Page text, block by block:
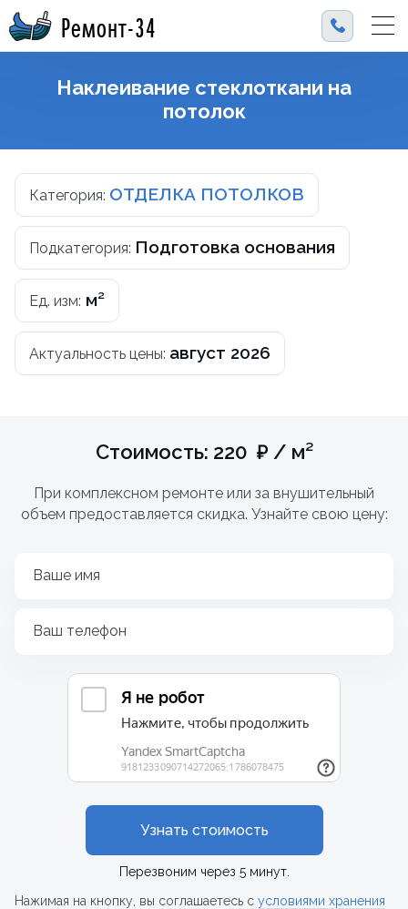
Ремонт-34
Наклеивание стеклоткани на
потолок
Категория: ОТДЕЛКА ПОТОЛКОВ
Подкатегория: Подготовка основания
Ед. изм: м²
Актуальность цены: август 2026
Стоимость: 220 ₽ / м²
При комплексном ремонте или за внушительный
объем предоставляется скидка. Узнайте свою цену:
Ваше имя
Ваш телефон
Узнать стоимость
Перезвоним через 5 минут.
Нажимая на кнопку, вы соглашаетесь с условиями хранения